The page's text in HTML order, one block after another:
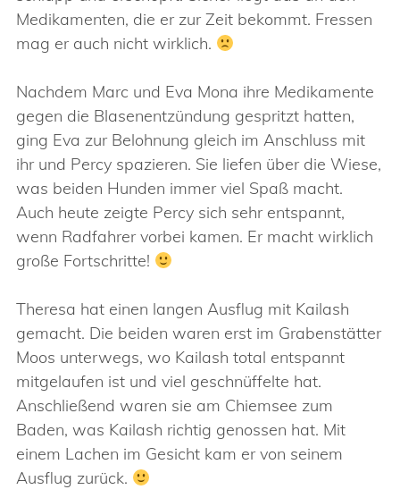
Medikamenten, die er zur Zeit bekommt. Fressen
mag er auch nicht wirklich.
Nachdem Marc und Eva Mona ihre Medikamente
gegen die Blasenentzündung gespritzt hatten,
ging Eva zur Belohnung gleich im Anschluss mit
ihr und Percy spazieren. Sie liefen über die Wiese,
was beiden Hunden immer viel Spaß macht.
Auch heute zeigte Percy sich sehr entspannt,
wenn Radfahrer vorbei kamen. Er macht wirklich
große Fortschritte!
Theresa hat einen langen Ausflug mit Kailash
gemacht. Die beiden waren erst im Grabenstätter
Moos unterwegs, wo Kailash total entspannt
mitgelaufen ist und viel geschnüffelte hat.
Anschließend waren sie am Chiemsee zum
Baden, was Kailash richtig genossen hat. Mit
einem Lachen im Gesicht kam er von seinem
Ausflug zurück.